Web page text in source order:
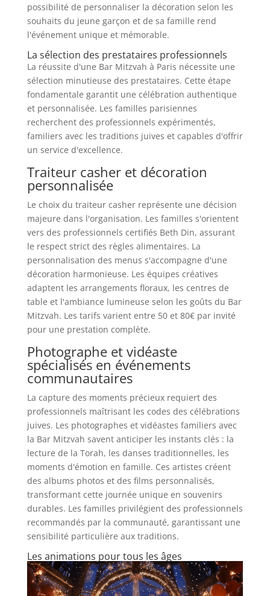
possibilité de personnaliser la décoration selon les
souhaits du jeune garçon et de sa famille rend
l'événement unique et mémorable.
La sélection des prestataires professionnels
La réussite d'une Bar Mitzvah à Paris nécessite une
sélection minutieuse des prestataires. Cette étape
fondamentale garantit une célébration authentique
et personnalisée. Les familles parisiennes
recherchent des professionnels expérimentés,
familiers avec les traditions juives et capables d'offrir
un service d'excellence.
Traiteur casher et décoration
personnalisée
Le choix du traiteur casher représente une décision
majeure dans l'organisation. Les familles s'orientent
vers des professionnels certifiés Beth Din, assurant
le respect strict des règles alimentaires. La
personnalisation des menus s'accompagne d'une
décoration harmonieuse. Les équipes créatives
adaptent les arrangements floraux, les centres de
table et l'ambiance lumineuse selon les goûts du Bar
Mitzvah. Les tarifs varient entre 50 et 80€ par invité
pour une prestation complète.
Photographe et vidéaste
spécialisés en événements
communautaires
La capture des moments précieux requiert des
professionnels maîtrisant les codes des célébrations
juives. Les photographes et vidéastes familiers avec
la Bar Mitzvah savent anticiper les instants clés : la
lecture de la Torah, les danses traditionnelles, les
moments d'émotion en famille. Ces artistes créent
des albums photos et des films personnalisés,
transformant cette journée unique en souvenirs
durables. Les familles privilégient des professionnels
recommandés par la communauté, garantissant une
sensibilité particulière aux traditions.
Les animations pour tous les âges